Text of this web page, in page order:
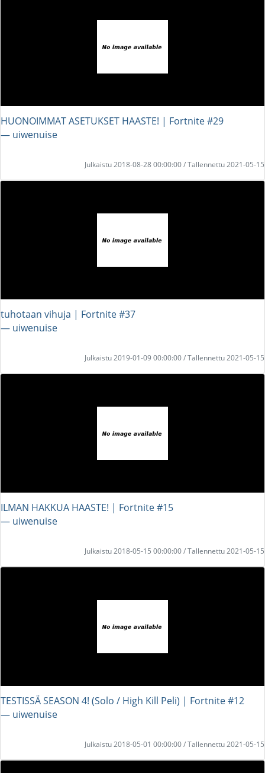
HUONOIMMAT ASETUKSET HAASTE! | Fortnite #29
― uiwenuise
Julkaistu 2018-08-28 00:00:00 / Tallennettu 2021-05-15
tuhotaan vihuja | Fortnite #37
― uiwenuise
Julkaistu 2019-01-09 00:00:00 / Tallennettu 2021-05-15
ILMAN HAKKUA HAASTE! | Fortnite #15
― uiwenuise
Julkaistu 2018-05-15 00:00:00 / Tallennettu 2021-05-15
TESTISSÄ SEASON 4! (Solo / High Kill Peli) | Fortnite #12
― uiwenuise
Julkaistu 2018-05-01 00:00:00 / Tallennettu 2021-05-15